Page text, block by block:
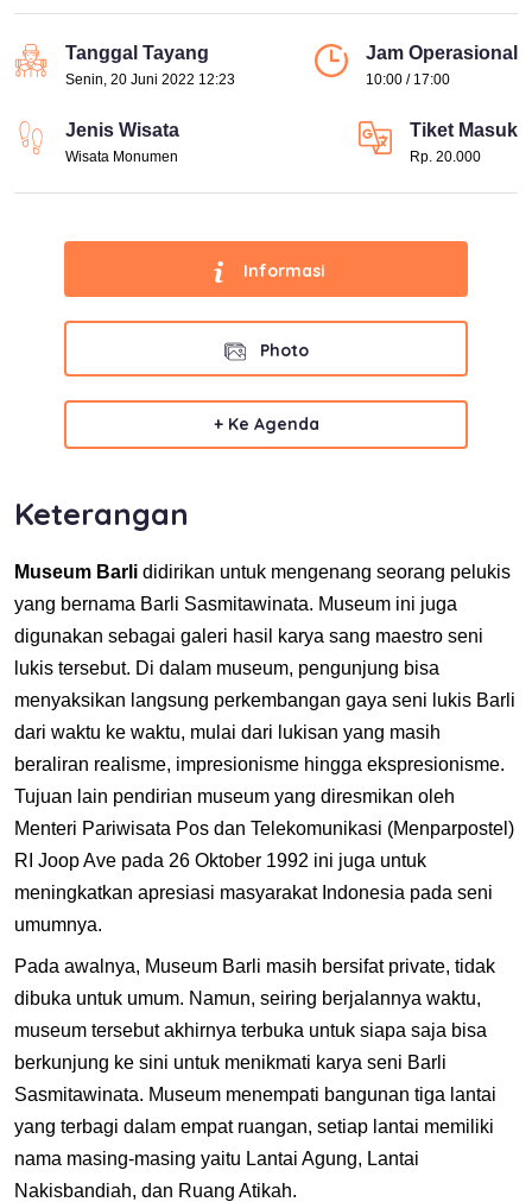
Tanggal Tayang
Senin, 20 Juni 2022 12:23
Jam Operasional
10:00 / 17:00
Jenis Wisata
Wisata Monumen
Tiket Masuk
Rp. 20.000
Informasi
Photo
+ Ke Agenda
Keterangan
Museum Barli didirikan untuk mengenang seorang pelukis
yang bernama Barli Sasmitawinata. Museum ini juga
digunakan sebagai galeri hasil karya sang maestro seni
lukis tersebut. Di dalam museum, pengunjung bisa
menyaksikan langsung perkembangan gaya seni lukis Barli
dari waktu ke waktu, mulai dari lukisan yang masih
beraliran realisme, impresionisme hingga ekspresionisme.
Tujuan lain pendirian museum yang diresmikan oleh
Menteri Pariwisata Pos dan Telekomunikasi (Menparpostel)
RI Joop Ave pada 26 Oktober 1992 ini juga untuk
meningkatkan apresiasi masyarakat Indonesia pada seni
umumnya.
Pada awalnya, Museum Barli masih bersifat private, tidak
dibuka untuk umum. Namun, seiring berjalannya waktu,
museum tersebut akhirnya terbuka untuk siapa saja bisa
berkunjung ke sini untuk menikmati karya seni Barli
Sasmitawinata. Museum menempati bangunan tiga lantai
yang terbagi dalam empat ruangan, setiap lantai memiliki
nama masing-masing yaitu Lantai Agung, Lantai
Nakisbandiah, dan Ruang Atikah.